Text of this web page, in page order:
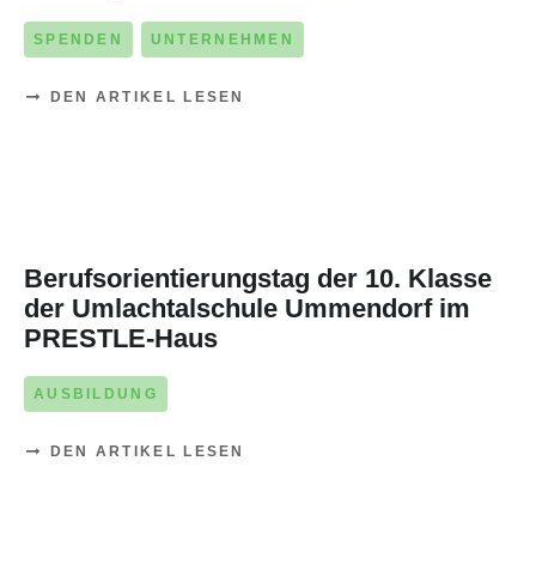
SPENDEN UNTERNEHMEN
DEN ARTIKEL LESEN
Berufsorientierungstag der 10. Klasse
der Umlachtalschule Ummendorf im
PRESTLE-Haus
AUSBILDUNG
DEN ARTIKEL LESEN